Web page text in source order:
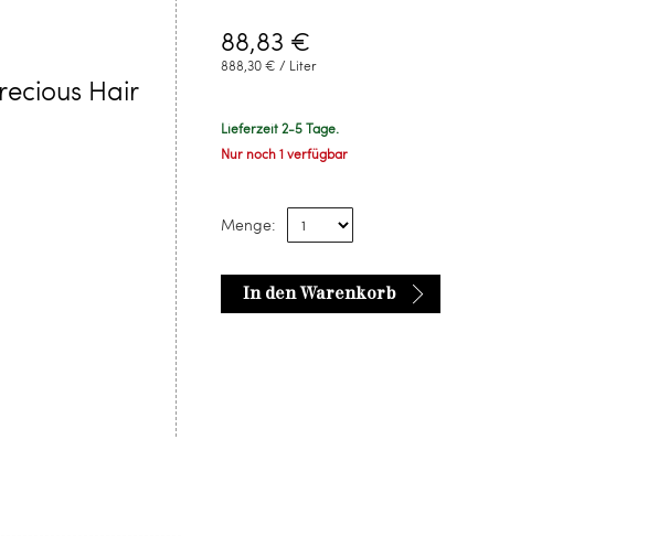
Hair
88,83 €
888,30 € / Liter
Lieferzeit 2-5 Tage.
Nur noch 1 verfügbar
Menge:
In den Warenkorb